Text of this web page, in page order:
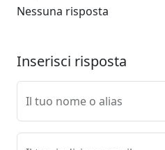
Nessuna risposta
Inserisci risposta
Il tuo nome o alias